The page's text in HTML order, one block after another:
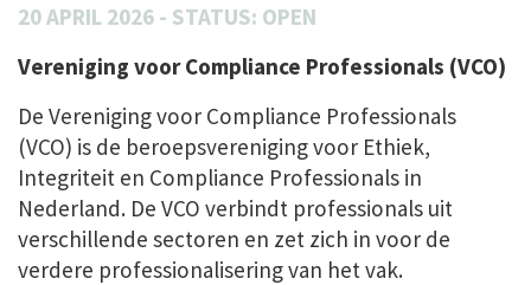
20 APRIL 2026 - STATUS: OPEN
Vereniging voor Compliance Professionals (VCO)
De Vereniging voor Compliance Professionals
(VCO) is de beroepsvereniging voor Ethiek,
Integriteit en Compliance Professionals in
Nederland. De VCO verbindt professionals uit
verschillende sectoren en zet zich in voor de
verdere professionalisering van het vak.